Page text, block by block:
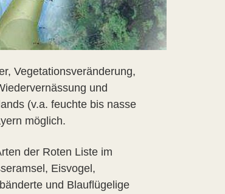
Vegetationsveränderung,
und
(v.a. feuchte bis nasse
möglich.
der Roten Liste im
Eisvogel,
und Blauflügelige